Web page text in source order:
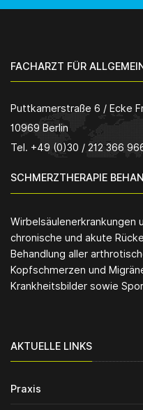
FACHARZT FÜR
Puttkamerstraße 6 / Ecke
10969 Berlin
Tel. +49 (0)30 / 212 366
SCHMERZTHERAPIE
Wirbelsäulenerkrankungen
chronische und akute
Behandlung aller
Kopfschmerzen und
Krankheitsbilder sowie
AKTUELLE LINKS
Praxis